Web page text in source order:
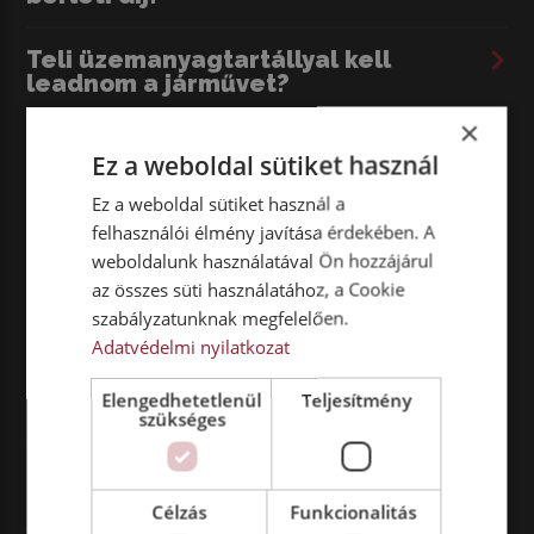
A fotó illusztráció. A rendelkezésre álló jármű színben,
évjáratban és felszereltségben eltérhet! További
Teli üzemanyagtartállyal kell
leadnom a járművet?
Meddig kell leadnom a járművet napi
bérlet esetén?
Hol tudom felvenni a járművet?
Hogy tudok magánszemélyként
bérelni?
Hogy tudom kifizetni a kauciót, ha
magánszemély vagyok?
Milyen dokumentumokat szükséges
hoznom, ha magánszemélyként
szeretnék bérelni?
×
Ez a weboldal sütiket használ
Ez a weboldal sütiket használ a
felhasználói élmény javítása érdekében. A
weboldalunk használatával Ön hozzájárul
az összes süti használatához, a Cookie
szabályzatunknak megfelelően.
Adatvédelmi nyilatkozat
Elengedhetetlenül
szükséges
Teljesítmény
Célzás Funkcionalitás